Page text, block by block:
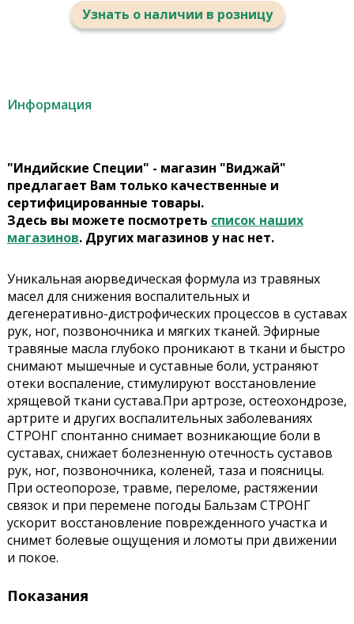
Узнать о наличии в розницу
Информация
"Индийские Специи" - магазин "Виджай"
предлагает Вам только качественные и
сертифицированные товары.
Здесь вы можете посмотреть список наших
магазинов. Других магазинов у нас нет.
Уникальная аюрведическая формула из травяных
масел для снижения воспалительных и
дегенеративно-дистрофических процессов в суставах
рук, ног, позвоночника и мягких тканей. Эфирные
травяные масла глубоко проникают в ткани и быстро
снимают мышечные и суставные боли, устраняют
отеки воспаление, стимулируют восстановление
хрящевой ткани сустава.При артрозе, остеохондрозе,
артрите и других воспалительных заболеваниях
СТРОНГ спонтанно снимает возникающие боли в
суставах, снижает болезненную отечность суставов
рук, ног, позвоночника, коленей, таза и поясницы.
При остеопорозе, травме, переломе, растяжении
связок и при перемене погоды Бальзам СТРОНГ
ускорит восстановление поврежденного участка и
снимет болевые ощущения и ломоты при движении
и покое.
Показания